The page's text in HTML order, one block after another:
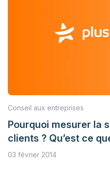
Conseil aux entreprises
Pourquoi mesurer la
clients ? Qu’est ce
03 février 2014